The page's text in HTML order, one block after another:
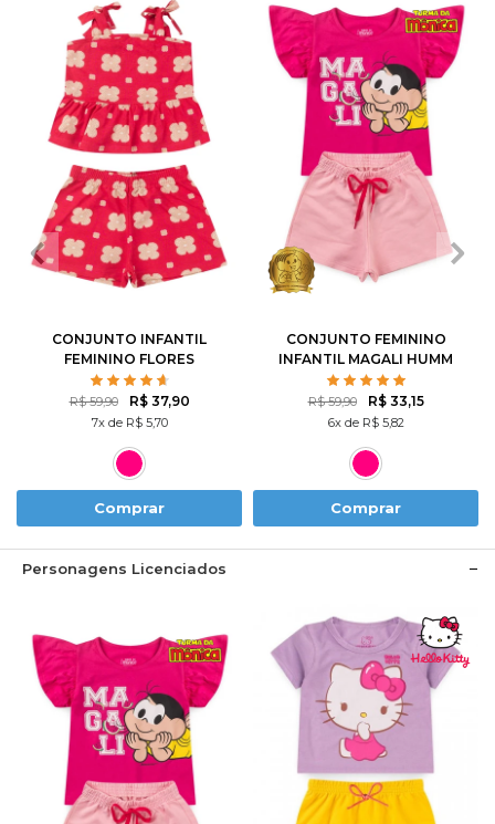
2 3 8
CONJUNTO INFANTIL
FEMININO FLORES
ROTATIVAS
R$ 59,90 R$ 37,90
7x de R$ 5,70
Comprar
1 6
CONJUNTO FEMININO
INFANTIL MAGALI HUMM
AMO MELANCIA- TURMA
DA MÔNICA
R$ 59,90 R$ 33,15
6x de R$ 5,82
Comprar
Personagens Licenciados